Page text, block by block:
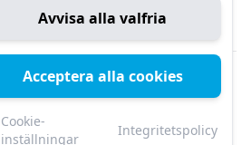
Avvisa alla valfria
Acceptera alla cookies
Cookie-
inställningar
Integritetspolicy